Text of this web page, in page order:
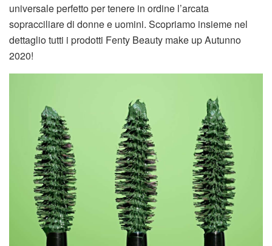
universale perfetto per tenere in ordine l’arcata
sopracciliare di donne e uomini. Scopriamo insieme nel
dettaglio tutti i prodotti Fenty Beauty make up Autunno
2020!